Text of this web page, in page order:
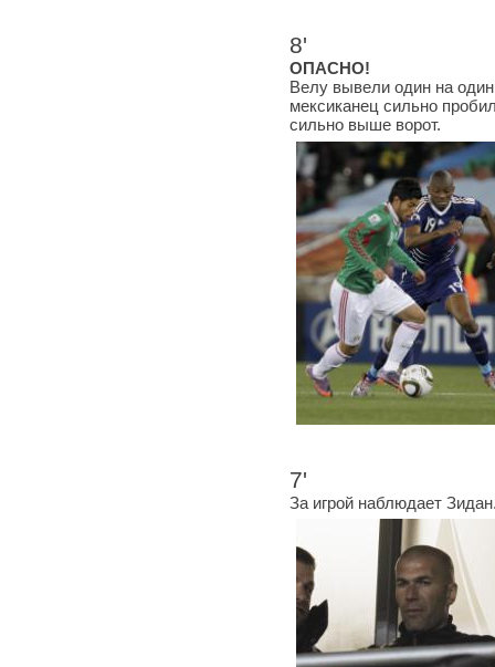
8'
ОПАСНО!
Велу вывели один на
мексиканец сильно
сильно выше ворот.
7'
За игрой наблюдает